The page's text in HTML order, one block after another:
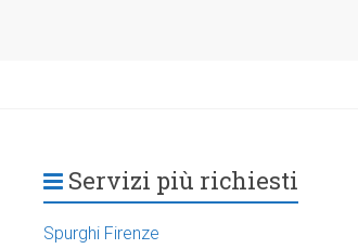
Servizi più richiesti
Spurghi Firenze